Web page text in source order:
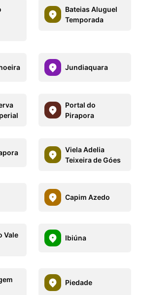
Bateias Aluguel
Temporada
Jundiaquara
Portal do
Pirapora
Viela Adelia
Teixeira de Góes
Capim Azedo
Vale
Ibiúna
Piedade